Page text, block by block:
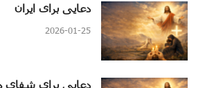
دعایی برای ایران
2026-01-25
دعایی برای شفای